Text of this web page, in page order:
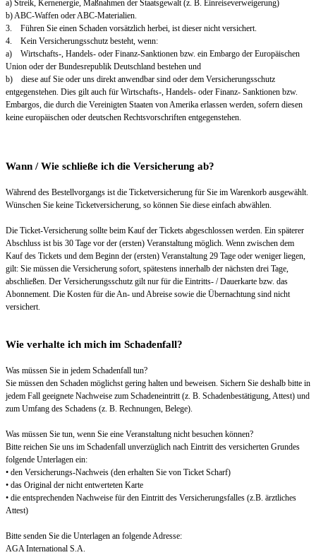
a) Streik, Kernenergie, Maßnahmen der Staatsgewalt (z. B. Einreiseverweigerung)
b) ABC-Waffen oder ABC-Materialien.
3. Führen Sie einen Schaden vorsätzlich herbei, ist dieser nicht versichert.
4. Kein Versicherungsschutz besteht, wenn:
a) Wirtschafts-, Handels- oder Finanz-Sanktionen bzw. ein Embargo der Europäischen
Union oder der Bundesrepublik Deutschland bestehen und
b) diese auf Sie oder uns direkt anwendbar sind oder dem Versicherungsschutz
entgegenstehen. Dies gilt auch für Wirtschafts-, Handels- oder Finanz- Sanktionen bzw.
Embargos, die durch die Vereinigten Staaten von Amerika erlassen werden, sofern diesen
keine europäischen oder deutschen Rechtsvorschriften entgegenstehen.
Wann / Wie schließe ich die Versicherung ab?
Während des Bestellvorgangs ist die Ticketversicherung für Sie im Warenkorb ausgewählt.
Wünschen Sie keine Ticketversicherung, so können Sie diese einfach abwählen.
Die Ticket-Versicherung sollte beim Kauf der Tickets abgeschlossen werden. Ein späterer
Abschluss ist bis 30 Tage vor der (ersten) Veranstaltung möglich. Wenn zwischen dem
Kauf des Tickets und dem Beginn der (ersten) Veranstaltung 29 Tage oder weniger liegen,
gilt: Sie müssen die Versicherung sofort, spätestens innerhalb der nächsten drei Tage,
abschließen. Der Versicherungsschutz gilt nur für die Eintritts- / Dauerkarte bzw. das
Abonnement. Die Kosten für die An- und Abreise sowie die Übernachtung sind nicht
versichert.
Wie verhalte ich mich im Schadenfall?
Was müssen Sie in jedem Schadenfall tun?
Sie müssen den Schaden möglichst gering halten und beweisen. Sichern Sie deshalb bitte in
jedem Fall geeignete Nachweise zum Schadeneintritt (z. B. Schadenbestätigung, Attest) und
zum Umfang des Schadens (z. B. Rechnungen, Belege).
Was müssen Sie tun, wenn Sie eine Veranstaltung nicht besuchen können?
Bitte reichen Sie uns im Schadenfall unverzüglich nach Eintritt des versicherten Grundes
folgende Unterlagen ein:
• den Versicherungs-Nachweis (den erhalten Sie von Ticket Scharf)
• das Original der nicht entwerteten Karte
• die entsprechenden Nachweise für den Eintritt des Versicherungsfalles (z.B. ärztliches
Attest)
Bitte senden Sie die Unterlagen an folgende Adresse:
AGA International S.A.